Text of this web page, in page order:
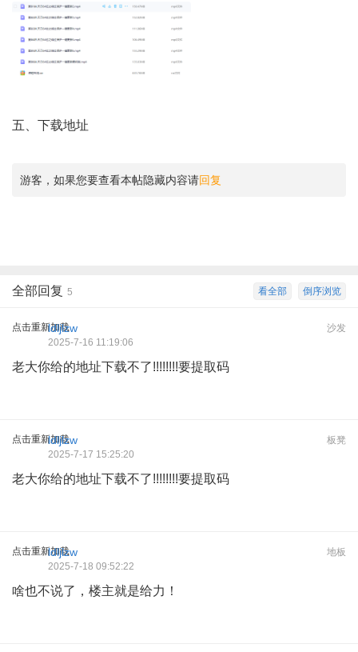
五、 下载地址
游客，如果您要查看本帖隐藏内容请回复
倒序浏览
看全部
全部回复 5
点击重新加载 沙发
ldljlzw
2025-7-16 11:19:06
老大你给的地址下载不了!!!!!!!!要提取码
点击重新加载 板凳
ldljlzw
2025-7-17 15:25:20
老大你给的地址下载不了!!!!!!!!要提取码
点击重新加载 地板
ldljlzw
2025-7-18 09:52:22
啥也不说了，楼主就是给力！